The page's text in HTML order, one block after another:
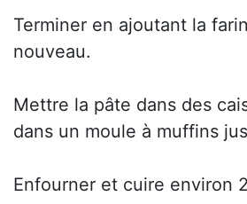
Terminer en ajoutant la
nouveau.
Mettre la pâte dans des
dans un moule à muffins
Enfourner et cuire environ